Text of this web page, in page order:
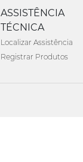
ASSISTÊNCIA
TÉCNICA
Localizar Assistência
Registrar Produtos